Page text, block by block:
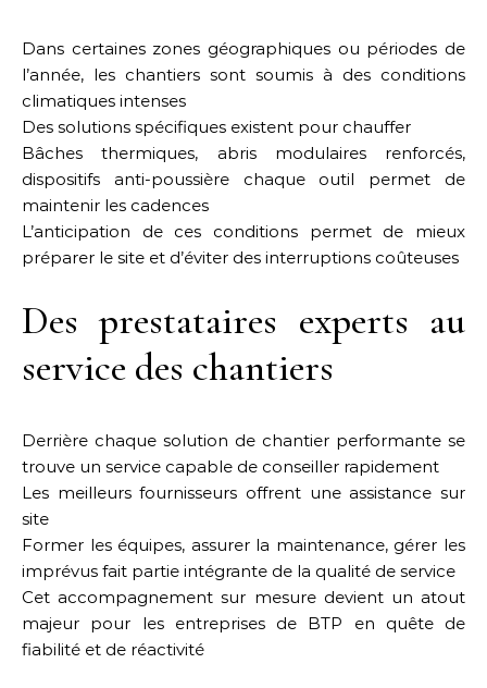
Dans certaines zones géographiques ou périodes de
l’année, les chantiers sont soumis à des conditions
climatiques intenses
Des solutions spécifiques existent pour chauffer
Bâches thermiques, abris modulaires renforcés,
dispositifs anti-poussière chaque outil permet de
maintenir les cadences
L’anticipation de ces conditions permet de mieux
préparer le site et d’éviter des interruptions coûteuses
Des prestataires experts au
service des chantiers
Derrière chaque solution de chantier performante se
trouve un service capable de conseiller rapidement
Les meilleurs fournisseurs offrent une assistance sur
site
Former les équipes, assurer la maintenance, gérer les
imprévus fait partie intégrante de la qualité de service
Cet accompagnement sur mesure devient un atout
majeur pour les entreprises de BTP en quête de
fiabilité et de réactivité